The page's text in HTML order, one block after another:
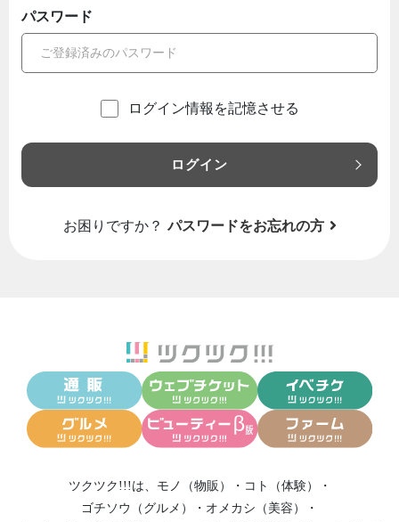
パスワード
ログイン情報を記憶させる
ログイン
お困りですか？ パスワードをお忘れの方
ツクツク!!!は、 モノ（物販） ・ コト（体験）
・
ゴチソウ（グルメ）
・ オメカシ（美容）
・